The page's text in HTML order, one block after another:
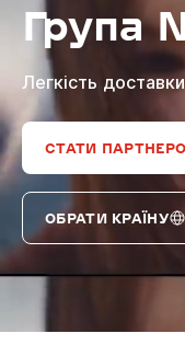
Nova Global
Nova Digital
Supernova Airlines
Група
Легкість
СТАТИ
ОБРАТИ КРАЇНУ